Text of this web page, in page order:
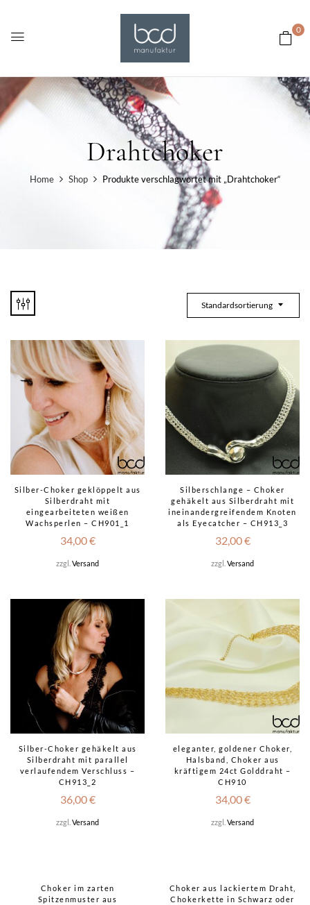
0
Drahtchoker
Home Shop Produkte verschlagwortet mit „Drahtchoker“
Standardsortierung
Silber-Choker geklöppelt aus
Silberdraht mit
eingearbeiteten weißen
Wachsperlen – CH901_1
34,00€
zzgl. Versand
Silberschlange – Choker
gehäkelt aus Silberdraht mit
ineinandergreifendem Knoten
als Eyecatcher – CH913_3
32,00€
zzgl. Versand
Silber-Choker gehäkelt aus
Silberdraht mit parallel
verlaufendem Verschluss –
CH913_2
36,00€
zzgl. Versand
eleganter, goldener Choker,
Halsband, Choker aus
kräftigem 24ct Golddraht –
CH910
34,00€
zzgl. Versand
Choker im zarten
Spitzenmuster aus
Choker aus lackiertem Draht,
Chokerkette in Schwarz oder